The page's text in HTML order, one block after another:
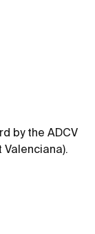
by the ADCV